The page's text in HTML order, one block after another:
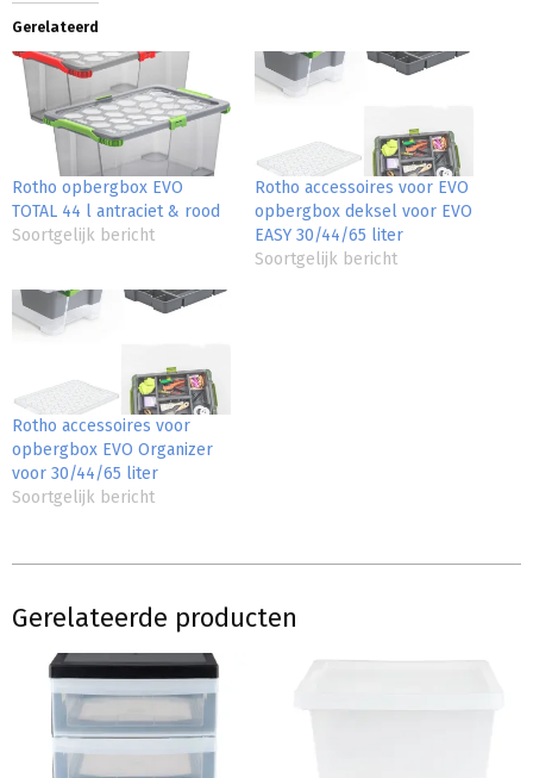
Gerelateerd
Rotho opbergbox EVO
TOTAL 44 l antraciet & rood
Soortgelijk bericht
Rotho accessoires voor EVO
opbergbox deksel voor EVO
EASY 30/44/65 liter
Soortgelijk bericht
Rotho accessoires voor
opbergbox EVO Organizer
voor 30/44/65 liter
Soortgelijk bericht
Gerelateerde producten